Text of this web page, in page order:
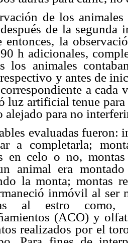
de los
de la segunda
entonces, la
h adicionales,
los animales
y antes de
a cada
luz artificial tenue
alejado para no
evaluadas fueron:
a completarla;
en celo o no,
animal era
la monta; montas
inmóvil al ser
al estro como,
(ACO) y
realizados por el